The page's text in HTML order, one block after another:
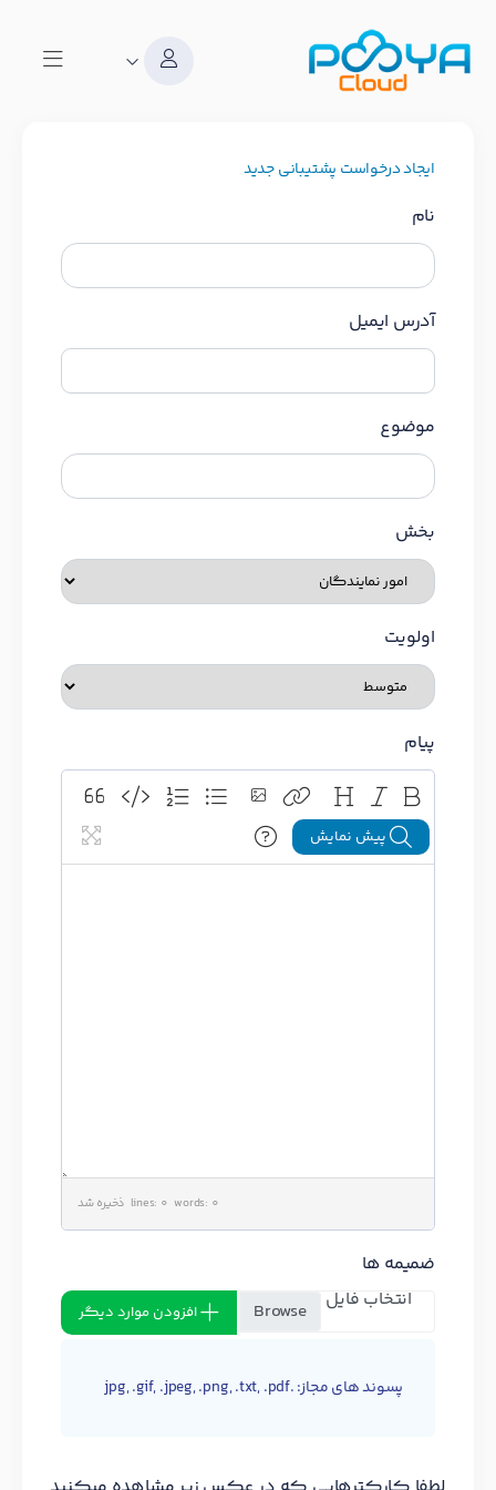
ایجاد درخواست پشتیبانی جدید
نام
آدرس ایمیل
موضوع
بخش
اولویت
پیام
پیش نمایش
lines: 0 words: 0 ذخیره شد
ضمیمه ها
انتخاب فایل
پسوند های مجاز: .jpg, .gif, .jpeg, .png, .txt, .pdf